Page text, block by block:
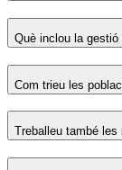
Què inclou la
Com trieu les
Treballeu també les